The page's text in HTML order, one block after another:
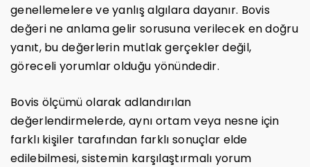
genellemelere ve yanlış algılara dayanır. Bovis
değeri ne anlama gelir sorusuna verilecek en doğru
yanıt, bu değerlerin mutlak gerçekler değil,
göreceli yorumlar olduğu yönündedir.
Bovis ölçümü olarak adlandırılan
değerlendirmelerde, aynı ortam veya nesne için
farklı kişiler tarafından farklı sonuçlar elde
edilebilmesi, sistemin karşılaştırmalı yorum